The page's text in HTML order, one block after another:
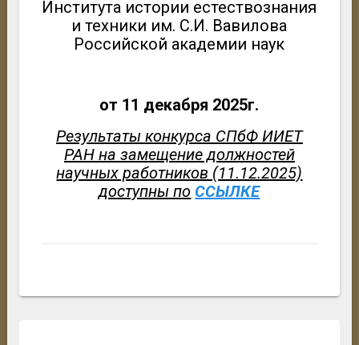
Института истории естествознания
и техники им. С.И. Вавилова
Российской академии наук
от 11 декабря 2025г.
Результаты конкурса СПбФ ИИЕТ
РАН на замещение должностей
научных работников (11.12.2025)
доступны по ССЫЛКЕ